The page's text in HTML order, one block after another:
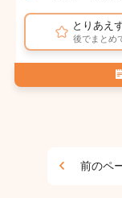
とりあえ
後でまとめ
前のペ